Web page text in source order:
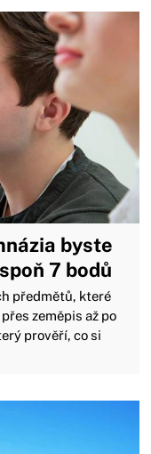
byste
7 bodů
předmětů, které
zeměpis až po
prověří, co si